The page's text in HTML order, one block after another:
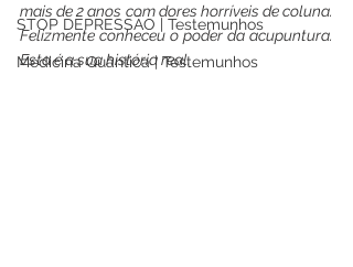
STOP DEPRESSÃO | Testemunhos
Medicina Quântica | Testemunhos
mais de 2 anos com dores horríveis de coluna.
Felizmente conheceu o poder da acupuntura.
Esta é a sua história real.